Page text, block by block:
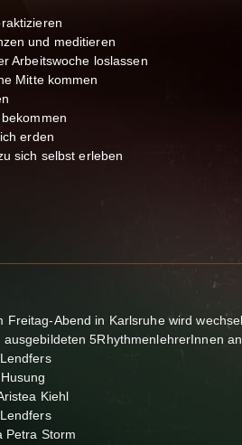
und meditieren
Arbeitswoche loslassen
Mitte kommen
erden
sich selbst erleben
Freitag-Abend in Karlsruhe wird
5RhythmenlehrerInnen
Kiehl
Petra Storm